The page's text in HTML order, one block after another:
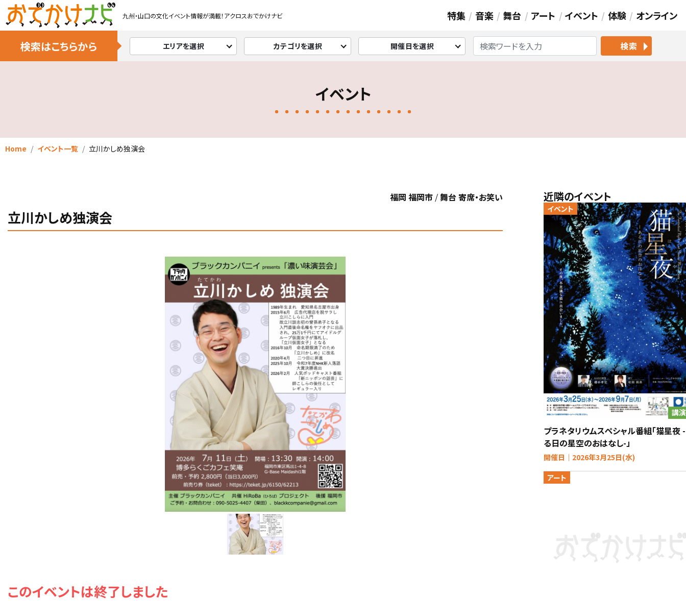
九州・山口の文化イベント情報が満載！アクロスおでかけナビ 特集 音楽 舞台 アート イベント 体験 オンライン
検索はこちらから エリアを選択 カテゴリを選択 開催日を選択 検索
イベント
Home イベント一覧 立川かしめ独演会
福岡 福岡市 /舞台 寄席・お笑い
立川かしめ独演会
このイベントは終了しました
近隣のイベント
イベント
講
プラネタリウムスペシャル番組「猫星夜
る日の星空のおはなし-」
開催日｜2026年3月25日(水)
アート